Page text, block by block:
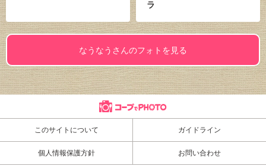
ラ
なうなうさんのフォトを見る
このサイトについて ガイドライン
個人情報保護方針 お問い合わせ